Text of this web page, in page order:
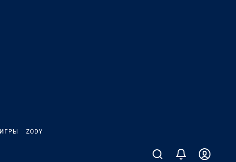
ИГРЫ ZODY